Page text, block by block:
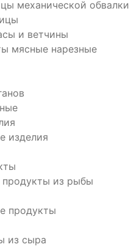
механической обвалки
и ветчины
мясные нарезные
изделия
из рыбы
продукты
из сыра